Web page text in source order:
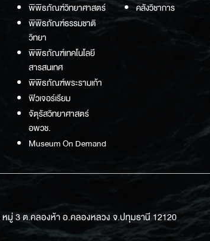
พิพิธภัณฑ์วิทยาศาสตร์
พิพิธภัณฑ์ธรรมชาติ
วิทยา
พิพิธภัณฑ์เทคโนโลยี
สารสนเทศ
พิพิธภัณฑ์พระรามเก้า
ฟิวเจอร์เรียม
จัตุรัสวิทยาศาสตร์
อพวช.
Museum On Demand
คลังวิชาการ
มู่ 3 ต.คลองห้า อ.คลองหลวง จ.ปทุมธานี 12120